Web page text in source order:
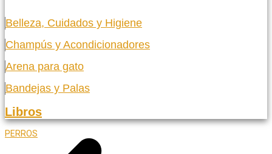
Belleza, Cuidados y Higiene
Champús y Acondicionadores
Arena para gato
Bandejas y Palas
Libros
PERROS